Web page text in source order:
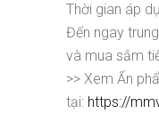
Thời gian áp
Đến ngay
và mua sắm
>> Xem Ấn
tại: https://